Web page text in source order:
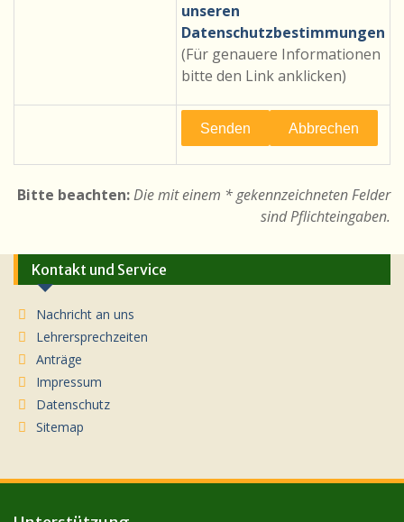
unseren
Datenschutzbestimmungen
(Für genauere Informationen
bitte den Link anklicken)
Bitte beachten:Die mit einem * gekennzeichneten Felder
sind Pflichteingaben.
Kontakt und Service
Nachricht an uns
Lehrersprechzeiten
Anträge
Impressum
Datenschutz
Sitemap